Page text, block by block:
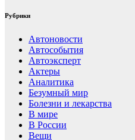
Рубрики
Автоновости
Автособытия
Автоэксперт
Актеры
Аналитика
Безумный мир
Болезни и лекарства
В мире
В России
Вещи